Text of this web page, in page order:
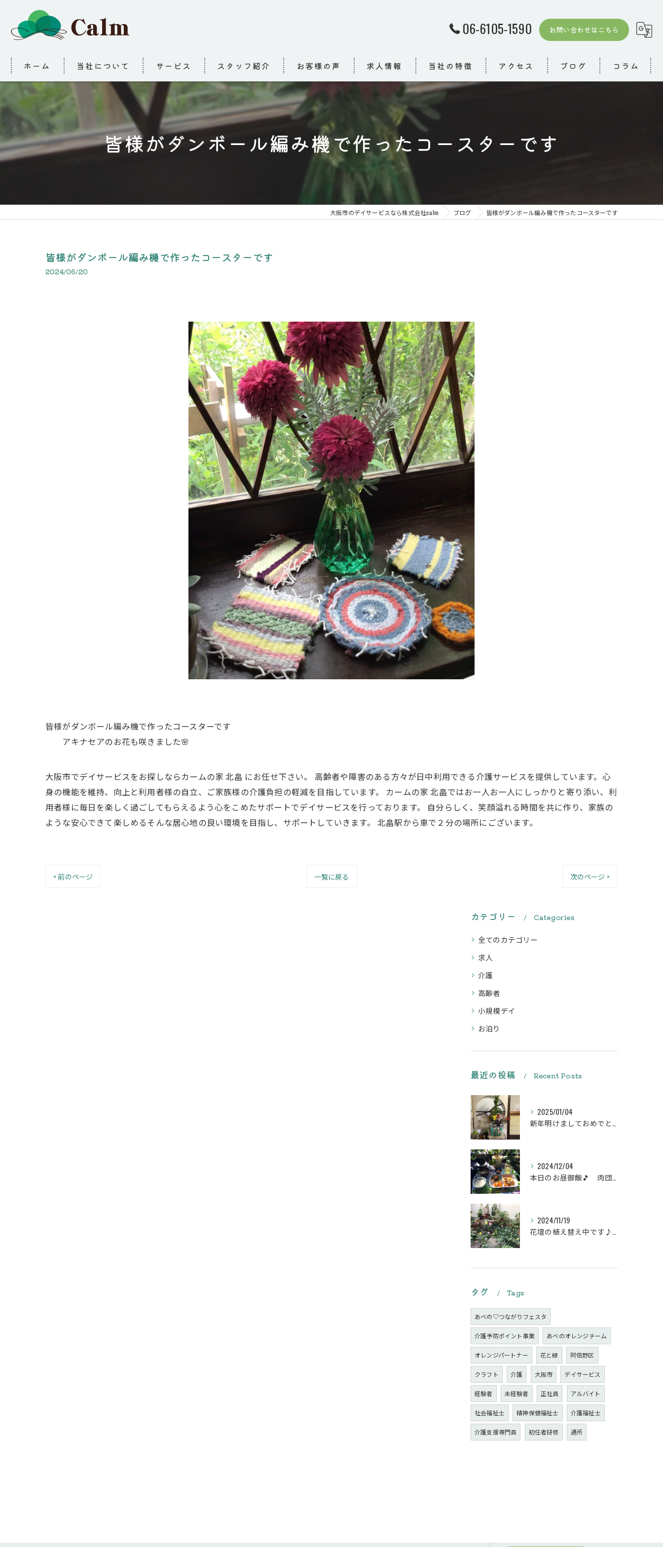
06-6105-1590 お問い合わせはこちら
ホーム 当社について サービス スタッフ紹介 お客様の声 求人情報 当社の特徴
求人
介護
高齢者
アクセス ブログ コラム
皆様がダンボール編み機で作ったコースターです
大阪市のデイサービスなら株式会社calm ブログ 皆様がダンボール編み機で作ったコースターです
皆様がダンボール編み機で作ったコースターです
2024/06/20
皆様がダンボール編み機で作ったコースターです
アキナセアのお花も咲きました🌸
大阪市でデイサービスをお探しならカームの家 北畠 にお任せ下さい。 高齢者や障害のある方々が日中利用できる介護サービスを提供しています。心
身の機能を維持、向上と利用者様の自立、ご家族様の介護負担の軽減を目指しています。 カームの家 北畠ではお一人お一人にしっかりと寄り添い、利
用者様に毎日を楽しく過ごしてもらえるよう心をこめたサポートでデイサービスを行っております。 自分らしく、笑顔溢れる時間を共に作り、家族の
ような安心できて楽しめるそんな居心地の良い環境を目指し、サポートしていきます。 北畠駅から車で２分の場所にございます。
< 前のページ 一覧に戻る 次のページ >
カテゴリー Categories
全てのカテゴリー
求人
介護
高齢者
小規模デイ
お泊り
最近の投稿 Recent Posts
2025/01/04
新年明けましておめでとうございます
2024/12/04
本日のお昼御飯🎵 肉団子和風旨煮等などです♪
2024/11/19
花壇の植え替え中です♪綺麗な緑の花壇になりますように。
タグ Tags
あべの♡つながりフェスタ
介護予防ポイント事業 あべのオレンジチーム
オレンジパートナー 花と緑 阿倍野区
クラフト 介護 大阪市 デイサービス
経験者 未経験者 正社員 アルバイト
社会福祉士 精神保健福祉士 介護福祉士
介護支援専門員 初任者研修 通所